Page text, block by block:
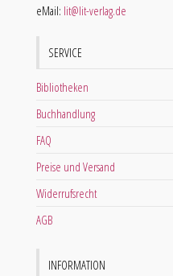
eMail: lit@lit-verlag.de
SERVICE
Bibliotheken
Buchhandlung
FAQ
Preise und Versand
Widerrufsrecht
AGB
INFORMATION